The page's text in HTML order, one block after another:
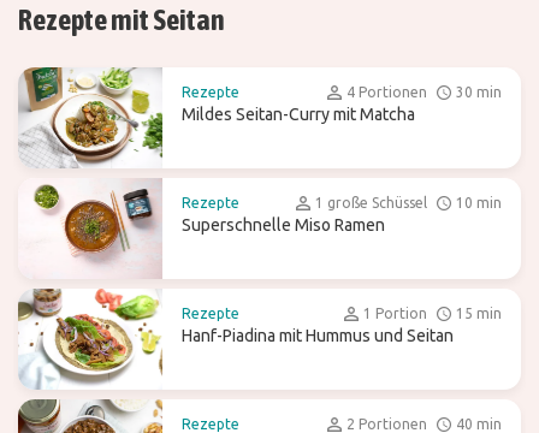
Rezepte mit Seitan
Rezepte 4 Portionen 30 min
Mildes Seitan-Curry mit Matcha
Rezepte 1 große Schüssel 10 min
Superschnelle Miso Ramen
Rezepte 1 Portion 15 min
Hanf-Piadina mit Hummus und Seitan
Rezepte 2 Portionen 40 min